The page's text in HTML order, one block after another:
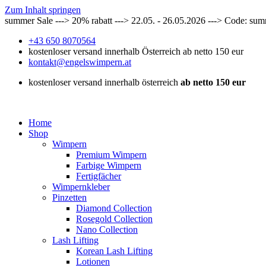
Zum Inhalt springen
summer Sale ---> 20% rabatt ---> 22.05. - 26.05.2026 ---> Code:
+43 650 8070564
kostenloser versand innerhalb Österreich ab netto 150 eur
kontakt@engelswimpern.at
kostenloser versand innerhalb österreich ab netto 150 eur
Home
Shop
Wimpern
Premium Wimpern
Farbige Wimpern
Fertigfächer
Wimpernkleber
Pinzetten
Diamond Collection
Rosegold Collection
Nano Collection
Lash Lifting
Korean Lash Lifting
Lotionen